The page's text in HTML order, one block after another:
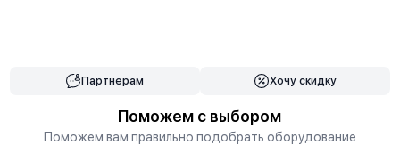
Партнерам Хочу скидку
Поможем с выбором
Поможем вам правильно подобрать оборудование